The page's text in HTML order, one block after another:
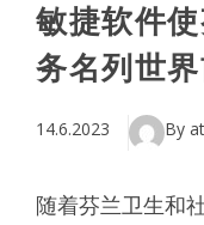
敏捷软件
务名列世
14.6.2023 By
随着芬兰卫生和